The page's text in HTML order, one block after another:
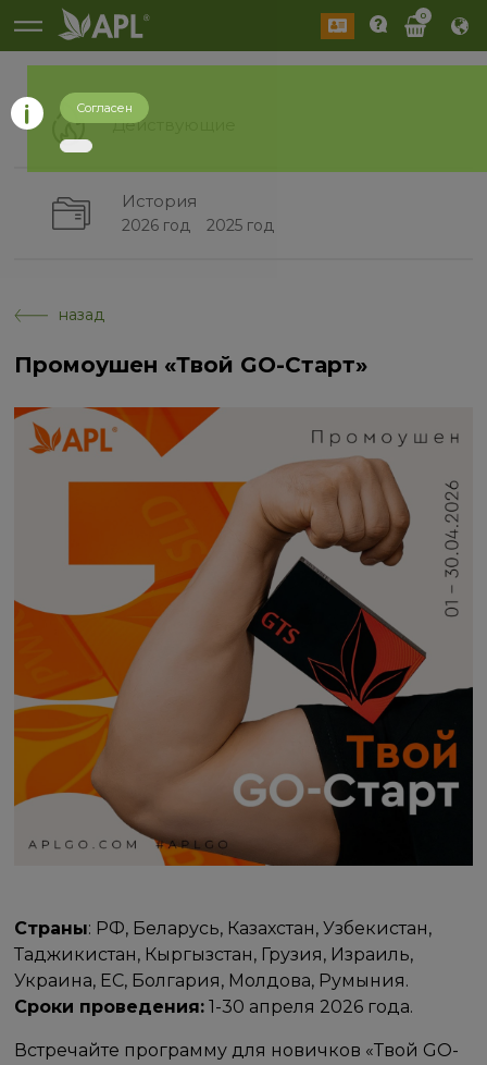
0
Действующие
История
2026 год 2025 год
назад
Промоушен «Твой GO-Старт»
Страны: РФ, Беларусь, Казахстан, Узбекистан,
Таджикистан, Кыргызстан, Грузия, Израиль,
Украина, ЕС, Болгария, Молдова, Румыния.
Сроки проведения: 1-30 апреля 2026 года.
Встречайте программу для новичков «Твой GO-
Согласен